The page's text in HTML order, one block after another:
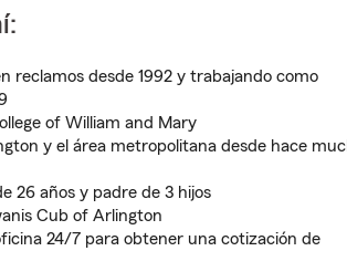
reclamos desde 1992 y trabajando como
of William and Mary
y el área metropolitana desde hace
26 años y padre de 3 hijos
Cub of Arlington
24/7 para obtener una cotización de